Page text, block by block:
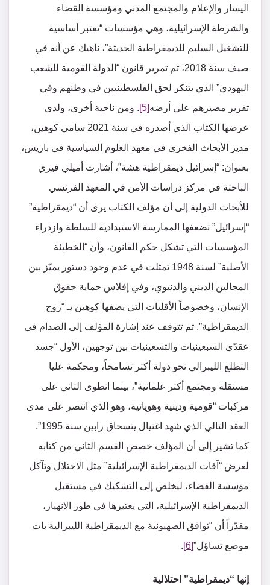
اليسار والإعلام والمجتمع المدني ومؤسسة القضاء
والشرطة الإسرائيلية، وهي مؤسسات “تعتبر أساسية
للتشغيل السليم للديمقراطية الحديثة”، ناهيك عن أنه في
صيف سنة 2018، تم تمرير قانون “الدولة القومية للشعب
اليهودي” الذي يتنكر لحق الفلسطينيين في وطنهم وفي
تقرير مصيرهم على أرضه[5]
. ومن ناحية أخرى، ولدى
عرضها الكتاب الذي أصدره في سنة 2021 سامي كوهين،
مدير الأبحاث الفخري في معهد العلوم السياسية في باريس،
بعنوان: “إسرائيل ديمقراطية هشة”، أشارت أميلي فيري
الباحثة في مركز دراسات الأمن في المعهد الفرنسي
للأبحاث الدولية إلى أن مؤلف الكتاب يرى أن “ديمقراطية”
“إسرائيل” تضعفها الممارسة الاستبدادية للسلطة وازدراء
المؤسسات التي تشكل حكم القانون، وأن “الخطيئة
الأصلية” لسنة 1948 تمثلت في عدم وجود دستور يميّز بين
المجالين الديني والدنيوي، وفي إفلاس حماية حقوق
الإنسان، وخصوصاً الأقليات التي يصفها كوهين بـ “روح
الديمقراطية”. ثم تتوقف عند إشارة المؤلف إلى الصدام في
عقدّي السبعينيات والتسعينيات بين توجهين، الأول “جسد
التطلع الليبرالي نحو دولة أكثر تسامحاً، ومحكمة عليا
مستقلة ومجتمع أكثر علمانية”، بينما انطوى الثاني على
مركبات “قومية ودينية وهوياتية، وهو الذي انتصر على مدى
العقد التالي الذي شهد اغتيال يتسحاق رابين سنة 1995”.
كما تشير إلى أن المؤلف خصص القسم الثاني من كتابه
لعرض “آفات الديمقراطية الإسرائيلية” مثل الاحتلال وتآكل
مؤسسة القضاء، ليخلص إلى التشكيك في مستقبل
الديمقراطية الإسرائيلية، التي يعتبرها في طور الانهيار،
مقدّراً أن “توافق الصهيونية مع الديمقراطية الليبرالية بات
موضع تساؤل”[6]
.
إنها “ديمقراطية” احتلالية